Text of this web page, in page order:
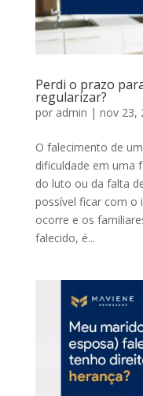
Perdi o prazo
regularizar?
por admin | nov 23,
O falecimento de
dificuldade em uma
do luto ou da falta
possível ficar com o
ocorre e os
falecido, é...